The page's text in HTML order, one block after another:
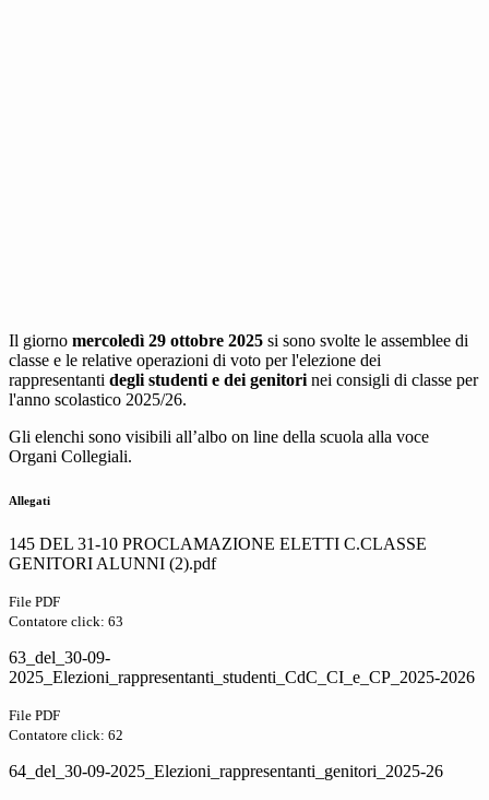
Il giorno mercoledì 29 ottobre 2025 si sono svolte le assemblee di
classe e le relative operazioni di voto per l'elezione dei
rappresentanti degli studenti e dei genitori nei consigli di classe per
l'anno scolastico 2025/26.
Gli elenchi sono visibili all’albo on line della scuola alla voce
Organi Collegiali.
Allegati
145 DEL 31-10 PROCLAMAZIONE ELETTI C.CLASSE
GENITORI ALUNNI (2).pdf
File PDF
Contatore click: 63
63_del_30-09-
2025_Elezioni_rappresentanti_studenti_CdC_CI_e_CP_2025-2026
File PDF
Contatore click: 62
64_del_30-09-2025_Elezioni_rappresentanti_genitori_2025-26